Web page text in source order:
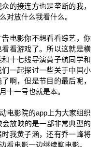
的接连方也是垄断的我，
对放什么我看什么。
电影你不想看看综艺，你
看游戏了。所以这就是横
十七线导演黄子航同学和
一起探讨一些关于中国小
啊，但是节目的最后呢，
十一号也就是本。
电影院的app上为大家组织
放映的是一部非常典型的
我黄子涵，还有乔一峰将
看电影一边继续聊电影。